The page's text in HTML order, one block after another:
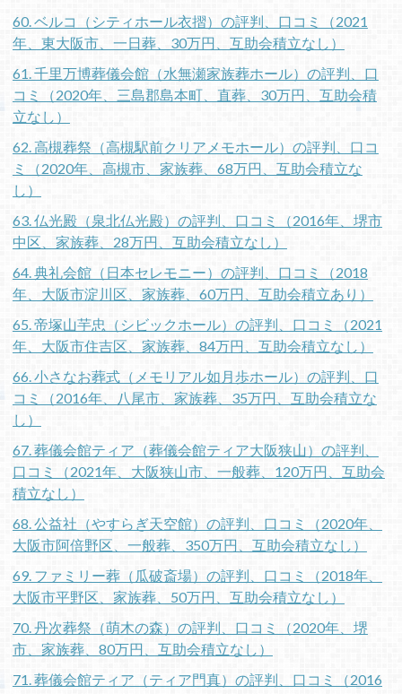
60. ベルコ（シティホール衣摺）の評判、口コミ（2021
年、東大阪市、一日葬、30万円、互助会積立なし）
61. 千里万博葬儀会館（水無瀬家族葬ホール）の評判、口
コミ（2020年、三島郡島本町、直葬、30万円、互助会積
立なし）
62. 高槻葬祭（高槻駅前クリアメモホール）の評判、口コ
ミ（2020年、高槻市、家族葬、68万円、互助会積立な
し）
63. 仏光殿（泉北仏光殿）の評判、口コミ（2016年、堺市
中区、家族葬、28万円、互助会積立なし）
64. 典礼会館（日本セレモニー）の評判、口コミ（2018
年、大阪市淀川区、家族葬、60万円、互助会積立あり）
65. 帝塚山芋忠（シビックホール）の評判、口コミ（2021
年、大阪市住吉区、家族葬、84万円、互助会積立なし）
66. 小さなお葬式（メモリアル如月歩ホール）の評判、口
コミ（2016年、八尾市、家族葬、35万円、互助会積立な
し）
67. 葬儀会館ティア（葬儀会館ティア大阪狭山）の評判、
口コミ（2021年、大阪狭山市、一般葬、120万円、互助会
積立なし）
68. 公益社（やすらぎ天空館）の評判、口コミ（2020年、
大阪市阿倍野区、一般葬、350万円、互助会積立なし）
69. ファミリー葬（瓜破斎場）の評判、口コミ（2018年、
大阪市平野区、家族葬、50万円、互助会積立なし）
70. 丹次葬祭（萌木の森）の評判、口コミ（2020年、堺
市、家族葬、80万円、互助会積立なし）
71. 葬儀会館ティア（ティア門真）の評判、口コミ（2016